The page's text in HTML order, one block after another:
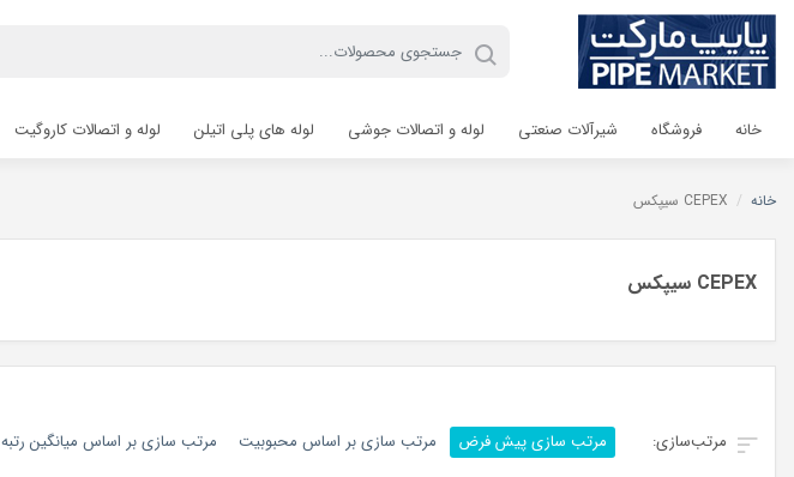
خانه فروشگاه شیرآلات صنعتی لوله و اتصالات جوشی لوله های پلی اتیلن لوله و اتصالات کاروگیت
خانه / CEPEX سیپکس
CEPEX سیپکس
مرتب سازی پیش فرض
مرتب سازی بر اساس محبوبیت مرتب سازی بر اساس میانگین رتبه